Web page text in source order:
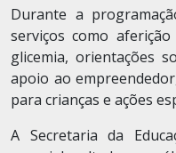
Durante a
serviços como
glicemia, orientações
apoio ao
para crianças e ações
A Secretaria da